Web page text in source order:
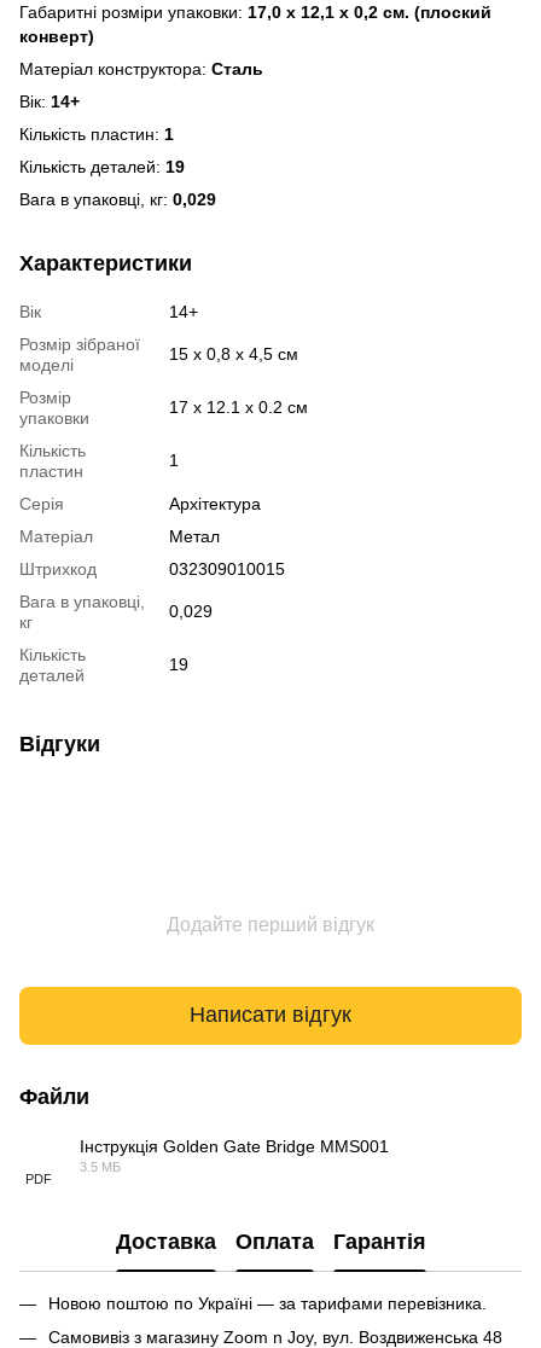
Габаритні розміри упаковки: 17,0 х 12,1 х 0,2 см. (плоский
конверт)
Матеріал конструктора: Сталь
Вік: 14+
Кількість пластин: 1
Кількість деталей: 19
Вага в упаковці, кг: 0,029
Характеристики
Вік
14+
Розмір зібраної
моделі
15 x 0,8 x 4,5 см
Розмір
упаковки
17 х 12.1 х 0.2 см
Кількість
пластин
1
Серія
Архітектура
Матеріал
Метал
Штрихкод
032309010015
Вага в упаковці,
кг
0,029
Кількість
деталей
19
Відгуки
Додайте перший відгук
Написати відгук
Файли
PDF
Інструкція Golden Gate Bridge MMS001
3.5 МБ
Доставка Оплата Гарантія
Новою поштою по Україні — за тарифами перевізника.
Самовивіз з магазину Zoom n Joy, вул. Воздвиженська 48